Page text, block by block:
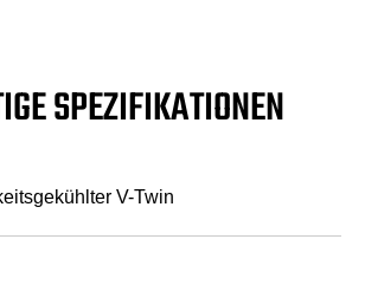
SPEZIFIKATIONEN
V-Twin